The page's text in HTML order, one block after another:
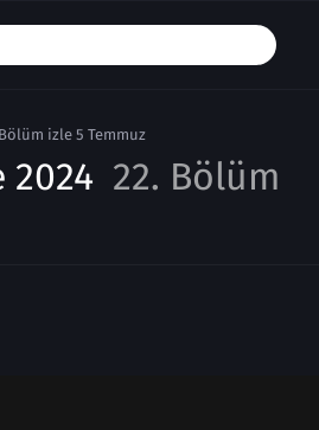
izle 5 Temmuz
2024 22. Bölüm